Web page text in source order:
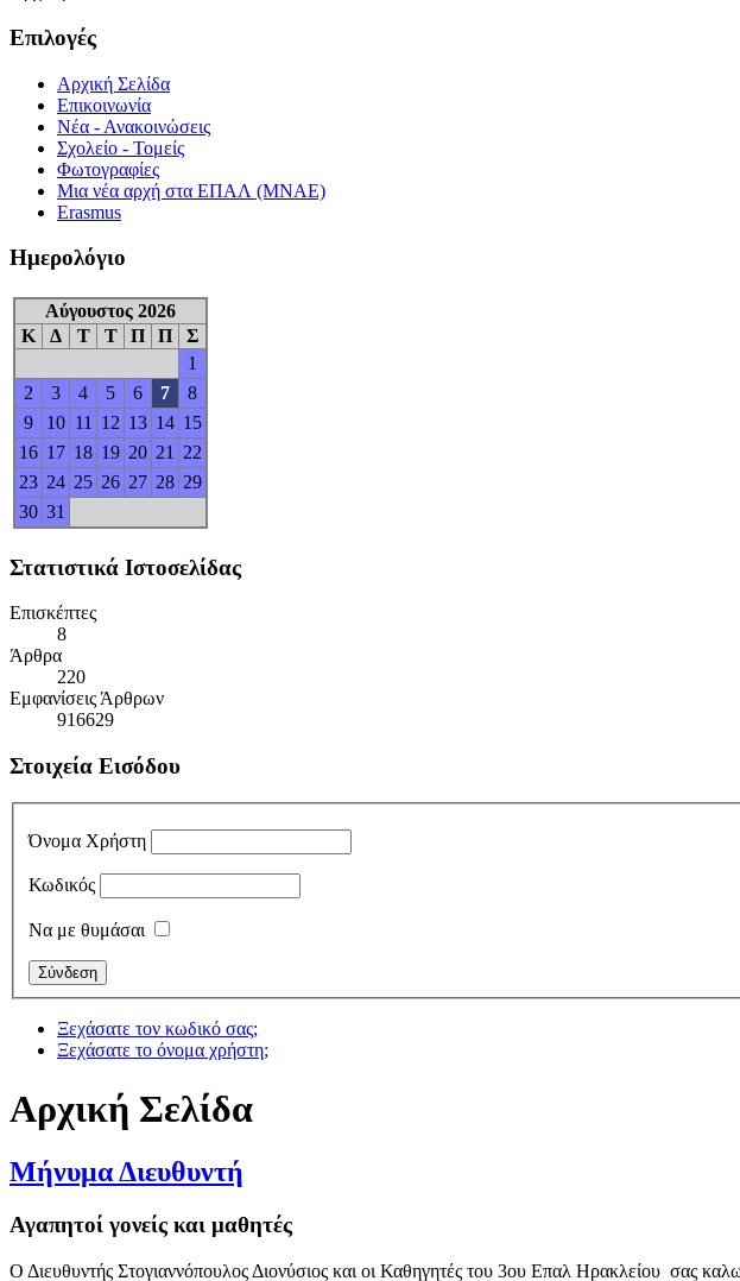
Επιλογές
Αρχική Σελίδα
Επικοινωνία
Νέα - Ανακοινώσεις
Σχολείο - Τομείς
Φωτογραφίες
Μια νέα αρχή στα ΕΠΑΛ (ΜΝΑΕ)
Erasmus
Ημερολόγιο
Αύγουστος 2026
Κ
Δ Τ Τ Π Π
Σ
1
2
3 4 5 6 7
8
9
10 11 12 13 14 15
16 17 18 19 20 21
22
23 24 25 26 27 28 29
30 31
Στατιστικά Ιστοσελίδας
Επισκέπτες
8
Άρθρα
220
Εμφανίσεις Άρθρων
916629
Στοιχεία Εισόδου
Όνομα Χρήστη
Κωδικός
Να με θυμάσαι
Ξεχάσατε τον κωδικό σας;
Ξεχάσατε το όνομα χρήστη;
Αρχική Σελίδα
Μήνυμα Διευθυντή
Αγαπητοί γονείς και μαθητές
Ο Διευθυντής Στογιαννόπουλος Διονύσιος και οι Καθηγητές του 3ου Επαλ Ηρακλείου σας